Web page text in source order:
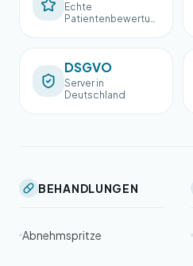
Echte
Patientenbewertun
DSGVO
Server in
Deutschland
BEHANDLUNGEN
Abnehmspritze